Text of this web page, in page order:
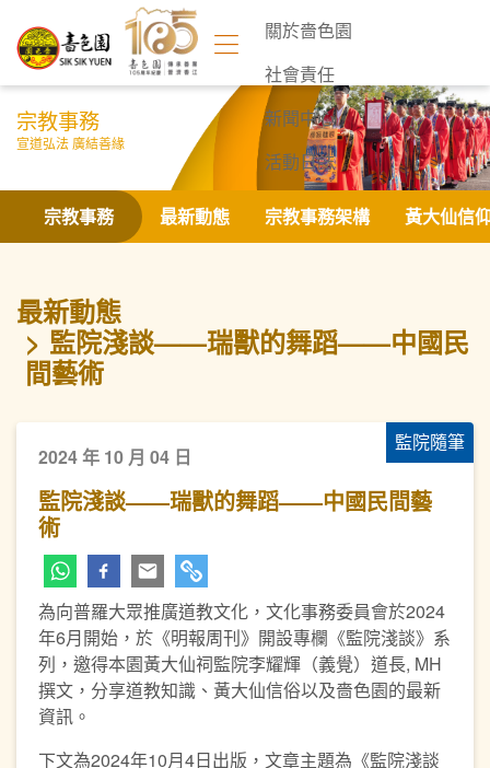
關於嗇色園
社會責任
新聞中心
活動日誌
聯絡我們
宗教事務
宣道弘法 廣結善緣
宗教事務 最新動態 宗教事務架構 黃大仙信
最新動態
監院淺談——瑞獸的舞蹈——中國民
間藝術
監院隨筆
2024 年 10 月 04 日
監院淺談——瑞獸的舞蹈——中國民間藝
術
為向普羅大眾推廣道教文化，文化事務委員會於2024
年6月開始，於《明報周刊》開設專欄《監院淺談》系
列，邀得本園黃大仙祠監院李耀輝（義覺）道長, MH
撰文，分享道教知識、黃大仙信俗以及嗇色園的最新
資訊。
下文為2024年10月4日出版，文章主題為《監院淺談